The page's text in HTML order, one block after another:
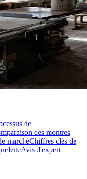
de
des montres
marchéChiffres clés de
Avis d'expert